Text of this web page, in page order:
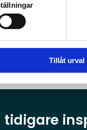
Tillåt urval